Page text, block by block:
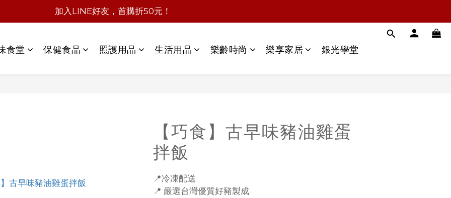
加入LINE好友，首購折50元！
食堂 保健食品 照護用品 生活用品 樂齡時尚 樂享家居 銀光學堂
【巧食】古早味豬油雞蛋
拌飯
📍冷凍配送
📍 嚴選台灣優質好豬製成